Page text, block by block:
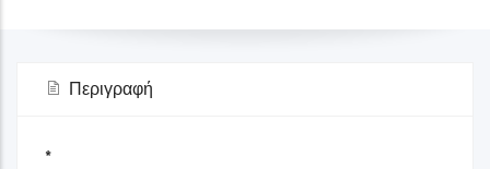
Περιγραφή
*